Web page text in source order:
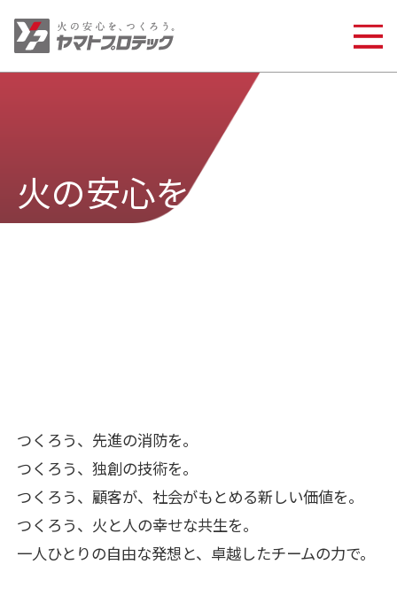
火の安心を、
つくろう。
つくろう、先進の消防を。
つくろう、独創の技術を。
つくろう、顧客が、社会がもとめる新しい価値を。
つくろう、火と人の幸せな共生を。
一人ひとりの自由な発想と、卓越したチームの力で。